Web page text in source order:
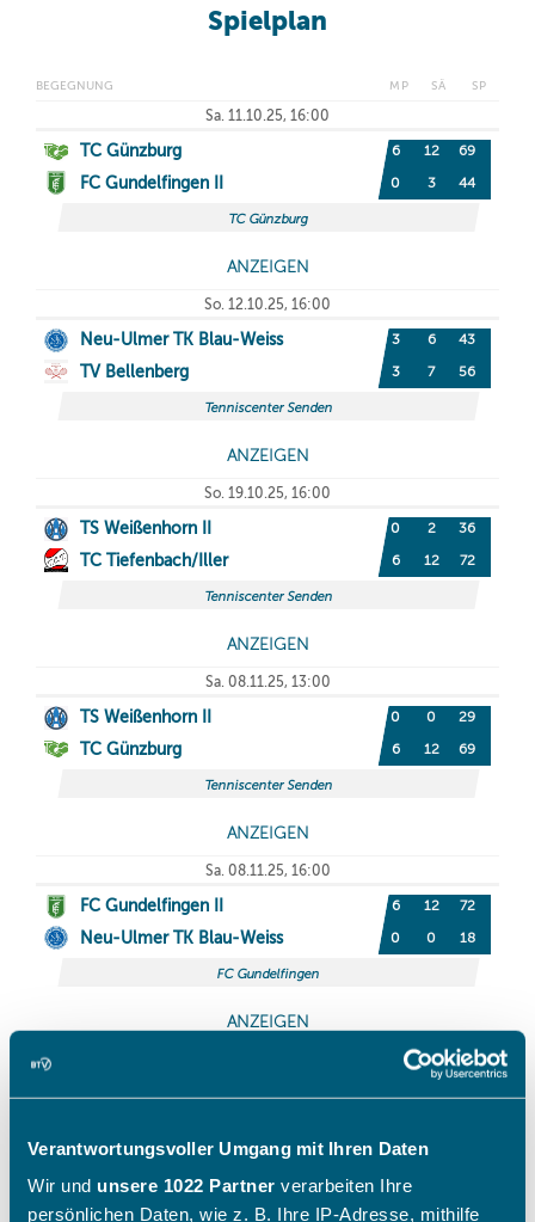
Verantwortungsvoller Umgang mit Ihren Daten
Wir und unsere 1022 Partner verarbeiten Ihre
persönlichen Daten, wie z. B. Ihre IP-Adresse, mithilfe